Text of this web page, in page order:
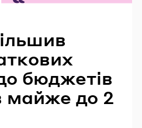
бюджетів
майже до 2